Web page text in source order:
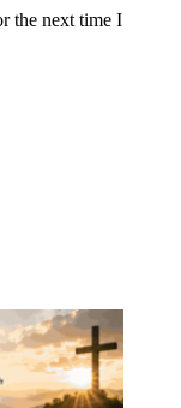
the next time I